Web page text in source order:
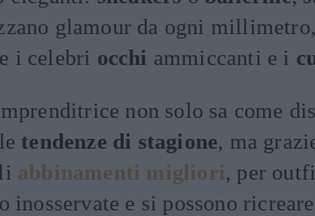
glamour da ogni
i celebri occhi ammiccanti e i
non solo sa come
tendenze di stagione, ma
abbinamenti migliori, per
inosservate e si possono